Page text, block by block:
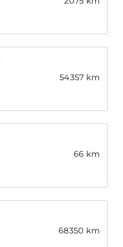
54357 km
66 km
68350 km